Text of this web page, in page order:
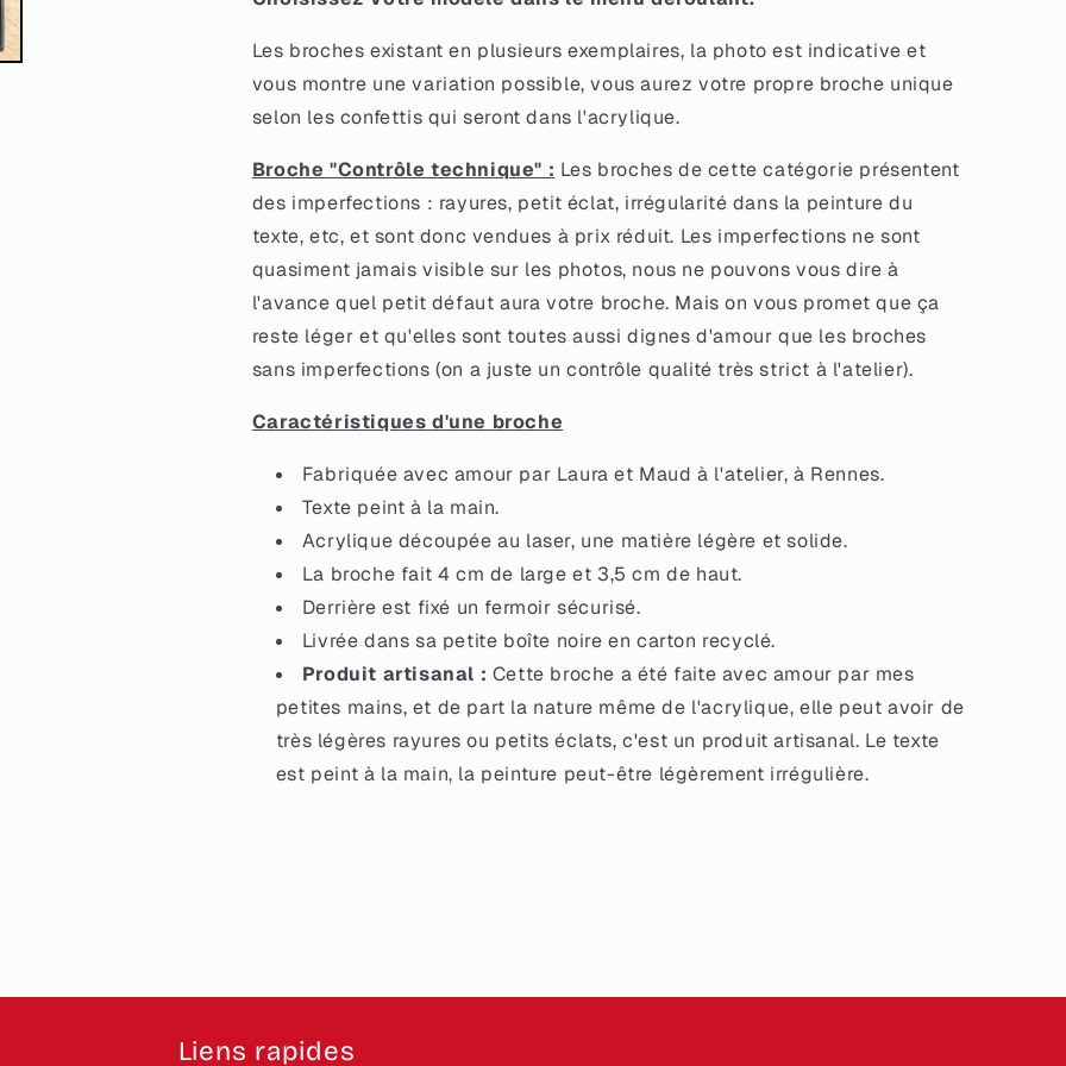
Les broches existant en plusieurs exemplaires, la photo est indicative et
vous montre une variation possible, vous aurez votre propre broche unique
selon les confettis qui seront dans l'acrylique.
Broche "Contrôle technique" : Les broches de cette catégorie présentent
des imperfections : rayures, petit éclat, irrégularité dans la peinture du
texte, etc, et sont donc vendues à prix réduit. Les imperfections ne sont
quasiment jamais visible sur les photos, nous ne pouvons vous dire à
l'avance quel petit défaut aura votre broche. Mais on vous promet que ça
reste léger et qu'elles sont toutes aussi dignes d'amour que les broches
sans imperfections (on a juste un contrôle qualité très strict à l'atelier).
Caractéristiques d'une broche
Fabriquée avec amour par Laura et Maud à l'atelier, à Rennes.
Texte peint à la main.
Acrylique découpée au laser, une matière légère et solide.
La broche fait 4 cm de large et 3,5 cm de haut.
Derrière est fixé un fermoir sécurisé.
Livrée dans sa petite boîte noire en carton recyclé.
Produit artisanal : Cette broche a été faite avec amour par mes
petites mains, et de part la nature même de l'acrylique, elle peut avoir de
très légères rayures ou petits éclats, c'est un produit artisanal. Le texte
est peint à la main, la peinture peut-être légèrement irrégulière.
Liens rapides